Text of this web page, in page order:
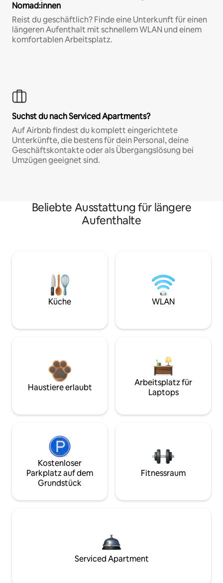
Nomad:innen
Reist du geschäftlich? Finde eine Unterkunft für einen
längeren Aufenthalt mit schnellem WLAN und einem
komfortablen Arbeitsplatz.
Suchst du nach Serviced Apartments?
Auf Airbnb findest du komplett eingerichtete
Unterkünfte, die bestens für dein Personal, deine
Geschäftskontakte oder als Übergangslösung bei
Umzügen geeignet sind.
Beliebte Ausstattung für längere
Aufenthalte
Küche WLAN
Haustiere erlaubt
Arbeitsplatz für
Laptops
Kostenloser
Parkplatz auf dem
Grundstück
Fitnessraum
Serviced Apartment